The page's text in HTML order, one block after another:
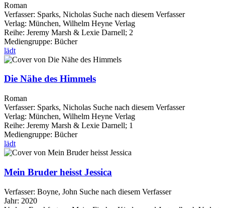
Roman
Verfasser: Sparks, Nicholas Suche nach diesem Verfasser
Verlag: München, Wilhelm Heyne Verlag
Reihe: Jeremy Marsh & Lexie Darnell; 2
Mediengruppe: Bücher
lädt
Die Nähe des Himmels
Roman
Verfasser: Sparks, Nicholas Suche nach diesem Verfasser
Verlag: München, Wilhelm Heyne Verlag
Reihe: Jeremy Marsh & Lexie Darnell; 1
Mediengruppe: Bücher
lädt
Mein Bruder heisst Jessica
Verfasser: Boyne, John Suche nach diesem Verfasser
Jahr: 2020